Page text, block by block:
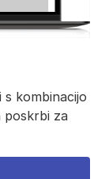
kombinacijo
poskrbi za